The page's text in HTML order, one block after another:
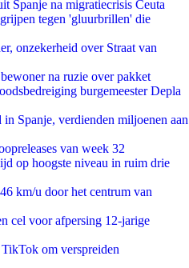
Spanje na migratiecrisis Ceuta
tegen 'gluurbrillen' die
onzekerheid over Straat van
na ruzie over pakket
burgemeester Depla
Spanje, verdienden miljoenen aan
van week 32
op hoogste niveau in ruim drie
km/u door het centrum van
cel voor afpersing 12-jarige
om verspreiden